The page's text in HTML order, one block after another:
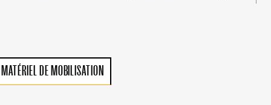
MATÉRIEL DE MOBILISATION